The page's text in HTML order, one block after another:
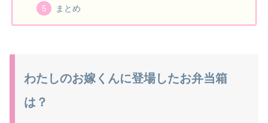
まとめ
わたしのお嫁くんに登場したお弁当箱
は？